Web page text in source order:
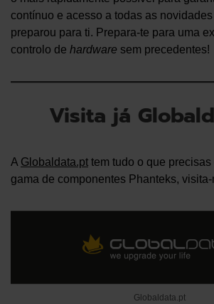
contínuo e acesso a todas as
preparou para ti. Prepara-te para uma
controlo de hardware sem precedentes!
Visita já
A Globaldata.pt tem tudo o que
gama de componentes Phanteks, visita-
Globaldata.pt